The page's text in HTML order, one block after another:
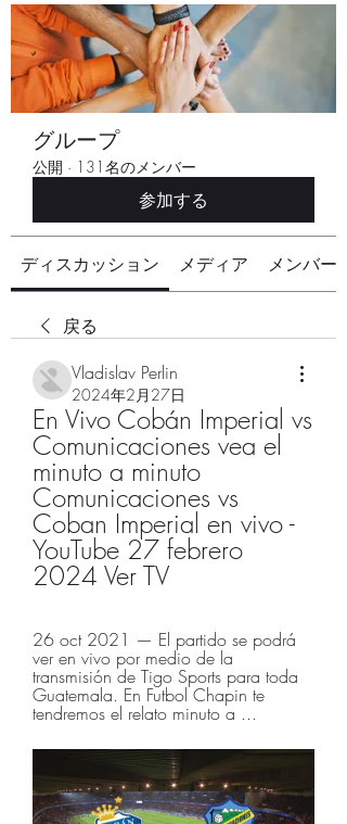
グループ
公開 · 131名のメンバー
参加する
ディスカッション メディア メンバー
戻る
Vladislav Perlin
2024年2月27日
En Vivo Cobán Imperial vs
Comunicaciones vea el
minuto a minuto
Comunicaciones vs
Coban Imperial en vivo -
YouTube 27 febrero
2024 Ver TV
26 oct 2021 — El partido se podrá
ver en vivo por medio de la
transmisión de Tigo Sports para toda
Guatemala. En Futbol Chapin te
tendremos el relato minuto a ...